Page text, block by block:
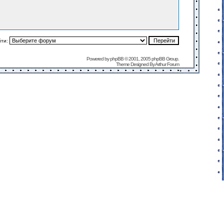
Powered byphpBB© 2001, 2005 phpBB Group.
Theme Designed ByArthur Forum